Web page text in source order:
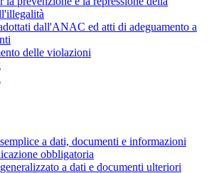
dall'ANAC ed atti di adeguamento a
delle violazioni
a dati, documenti e informazioni
obbligatoria
a dati e documenti ulteriori